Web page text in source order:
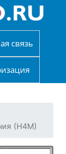
связь
(Н4М)